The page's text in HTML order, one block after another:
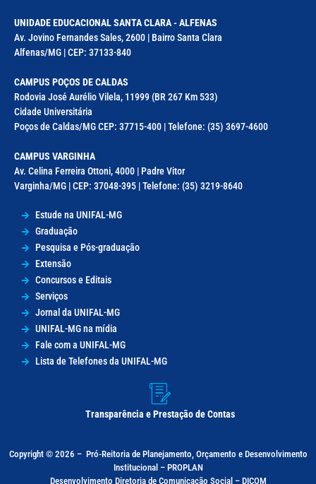
UNIDADE EDUCACIONAL SANTA CLARA - ALFENAS
Av. Jovino Fernandes Sales, 2600 | Bairro Santa Clara
Alfenas/MG | CEP: 37133-840
CAMPUS POÇOS DE CALDAS
Rodovia José Aurélio Vilela, 11999 (BR 267 Km 533)
Cidade Universitária
Poços de Caldas/MG CEP: 37715-400 | Telefone: (35) 3697-4600
CAMPUS VARGINHA
Av. Celina Ferreira Ottoni, 4000 | Padre Vitor
Varginha/MG | CEP: 37048-395 | Telefone: (35) 3219-8640
Estude na UNIFAL-MG
Graduação
Pesquisa e Pós-graduação
Extensão
Concursos e Editais
Serviços
Jornal da UNIFAL-MG
UNIFAL-MG na mídia
Fale com a UNIFAL-MG
Lista de Telefones da UNIFAL-MG
Transparência e Prestação de Contas
Copyright © 2026 – Pró-Reitoria de Planejamento, Orçamento e Desenvolvimento
Institucional – PROPLAN
Desenvolvimento Diretoria de Comunicação Social – DICOM